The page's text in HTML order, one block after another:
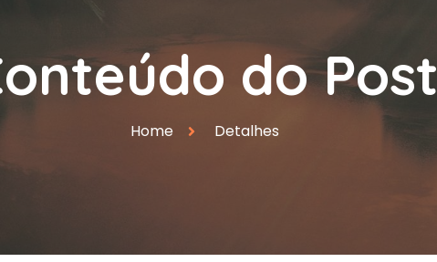
do Post
Home Detalhes